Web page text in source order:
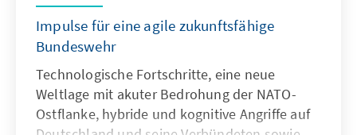
Impulse für eine agile zukunftsfähige
Bundeswehr
Technologische Fortschritte, eine neue
Weltlage mit akuter Bedrohung der NATO-
Ostflanke, hybride und kognitive Angriffe auf